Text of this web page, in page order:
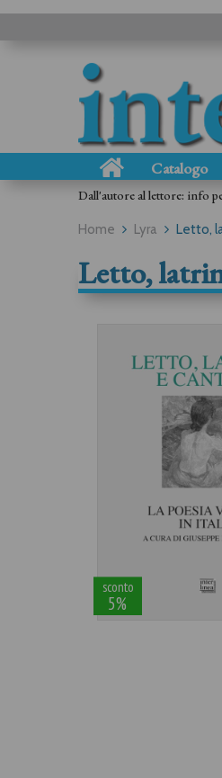
Catalogo
Dall'autore al lettore: info
Home Lyra Letto,
Letto,
sconto
5%